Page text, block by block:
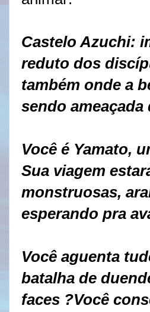
Castelo Azuchi:
reduto dos
também onde a
sendo
Você é Yamato,
Sua viagem
monstruosas,
esperando pra
Você aguenta
batalha de
faces ?Você